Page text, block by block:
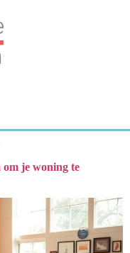
je woning te